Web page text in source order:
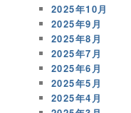
2025年10月
2025年9月
2025年8月
2025年7月
2025年6月
2025年5月
2025年4月